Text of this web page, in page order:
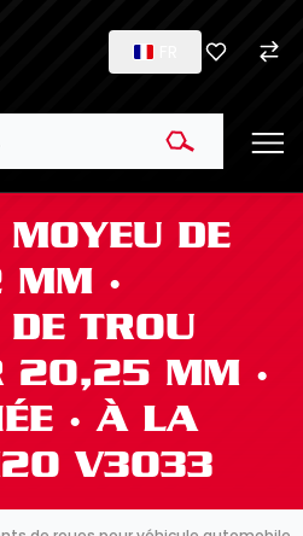
MOYEU DE
MM ·
TROU
20,25 MM ·
∙ À LA
V3033